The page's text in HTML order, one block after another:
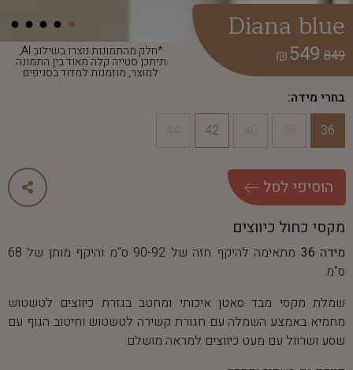
*חלק מהתמונות נוצרו בשילוב AI,
תיתכן סטייה קלה מאוד בין התמונה
למוצר, מוזמנות למדוד בסניפים
Diana blue
849
549
₪
בחרי מידה:
36
42
הוסיפי לסל
מקסי כחול כיווצים
מידה 36
מתאימה להיקף חזה של 90-92 ס"מ והיקף מותן של 68
ס"מ.
שמלת מקסי מבד סאטן איכותי ומחטב בגזרת כיווצים לטשטוש
מחמיא באמצע השמלה עם חגורת קשירה לטשטוש וחיטוב הגוף עם
שסע ושרוול עם מעט כיווצים למראה מושלם.